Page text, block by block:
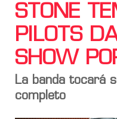
STONE
PILOTS
SHOW
La banda tocará
completo